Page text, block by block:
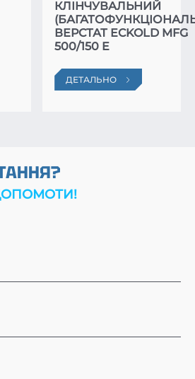
КЛІНЧУВАЛЬНИЙ
ВЕРСТАТ ECKOLD MFG
500/150 E
ДЕТАЛЬНО